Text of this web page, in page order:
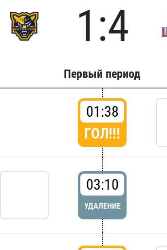
1:4
Первый период
01:38
ГОЛ!!!
03:10
УДАЛЕНИЕ